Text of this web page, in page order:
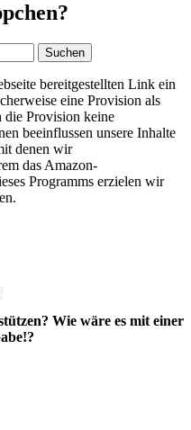
Suchen
bereitgestellten Link ein
eine Provision als
die Provision keine
beeinflussen unsere Inhalte
denen wir
das Amazon-
Programms erzielen wir
Wie wäre es mit einer